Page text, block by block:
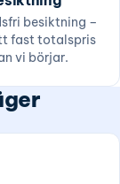
besiktning –
fast totalspris
vi börjar.